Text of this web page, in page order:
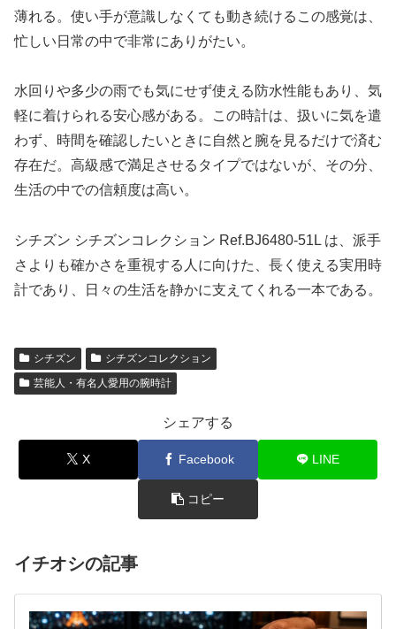
薄れる。使い手が意識しなくても動き続けるこの感覚は、
忙しい日常の中で非常にありがたい。
水回りや多少の雨でも気にせず使える防水性能もあり、気
軽に着けられる安心感がある。この時計は、扱いに気を遣
わず、時間を確認したいときに自然と腕を見るだけで済む
存在だ。高級感で満足させるタイプではないが、その分、
生活の中での信頼度は高い。
シチズン シチズンコレクション Ref.BJ6480-51L は、派手
さよりも確かさを重視する人に向けた、長く使える実用時
計であり、日々の生活を静かに支えてくれる一本である。
シチズン
シチズンコレクション
芸能人・有名人愛用の腕時計
シェアする
X Facebook LINE
コピー
イチオシの記事